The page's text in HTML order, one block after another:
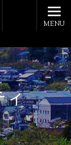
ィ
MENU